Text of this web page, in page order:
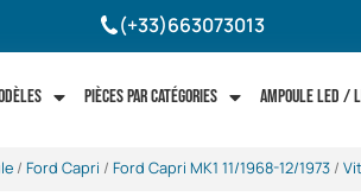
(+33)663073013
Pièces par catégories Ampoule LED
/ Ford Capri / Ford Capri MK1 11/1968-12/1973 /